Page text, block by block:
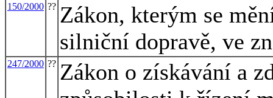
150/2000 ?? Zákon, kterým se
silniční dopravě, ve
247/2000 ?? Zákon o získávání a